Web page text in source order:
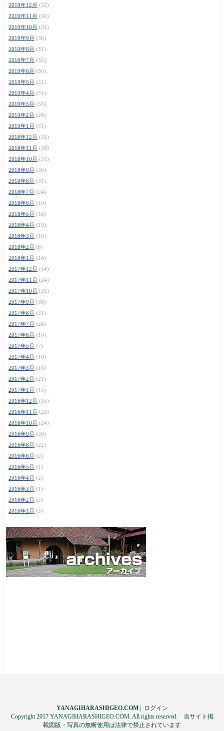
2019年12月 (32)
2019年11月 (30)
2019年10月 (31)
2019年9月 (30)
2019年8月 (31)
2019年7月 (32)
2019年6月 (30)
2019年5月 (31)
2019年4月 (31)
2019年3月 (33)
2019年2月 (28)
2019年1月 (31)
2018年12月 (31)
2018年11月 (30)
2018年10月 (31)
2018年9月 (30)
2018年8月 (31)
2018年7月 (24)
2018年6月 (10)
2018年5月 (18)
2018年4月 (19)
2018年3月 (10)
2018年2月 (8)
2018年1月 (14)
2017年12月 (14)
2017年11月 (24)
2017年10月 (31)
2017年9月 (30)
2017年8月 (31)
2017年7月 (24)
2017年6月 (10)
2017年5月 (7)
2017年4月 (10)
2017年3月 (18)
2017年2月 (21)
2017年1月 (15)
2016年12月 (15)
2016年11月 (25)
2016年10月 (24)
2016年9月 (30)
2016年8月 (22)
2016年6月 (2)
2016年5月 (1)
2016年4月 (2)
2016年3月 (1)
2016年2月 (2)
2016年1月 (5)
YANAGIHARASHIGEO.COM|
ログイン
Copyright 2017 YANAGIHARASHIGEO.COM. All rights reserved. 当サイト掲
載図版・写真の無断使用は法律で禁止されています